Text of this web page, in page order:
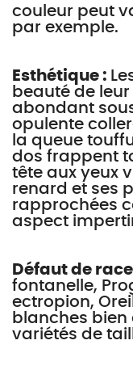
couleur peut
par exemple.
Esthétique :
beauté de
abondant
opulente
la queue
dos frappent
tête aux yeux
renard et ses
rapprochées
aspect
Défaut de
fontanelle,
ectropion,
blanches bien
variétés de